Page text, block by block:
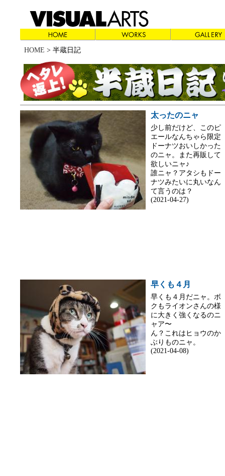
HOME > 半蔵日記
太ったのニャ
少し前だけど、このピ
エールなんちゃら限定
ドーナツおいしかった
のニャ。また再販して
欲しいニャ♪
誰ニャ？アタシもドー
ナツみたいに丸いなん
て言うのは？
(2021-04-27)
早くも４月
早くも４月だニャ。ボ
クもライオンさんの様
に大きく強くなるのニ
ャア〜
ん？これはヒョウのか
ぶりものニャ。
(2021-04-08)